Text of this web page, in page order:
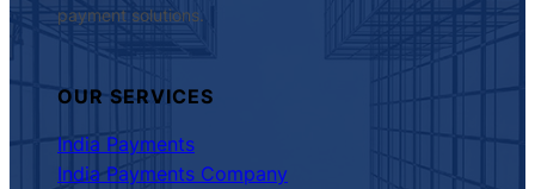
payment solutions.
OUR SERVICES
India Payments
India Payments Company